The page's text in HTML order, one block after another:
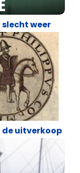
weer
de uitverkoop